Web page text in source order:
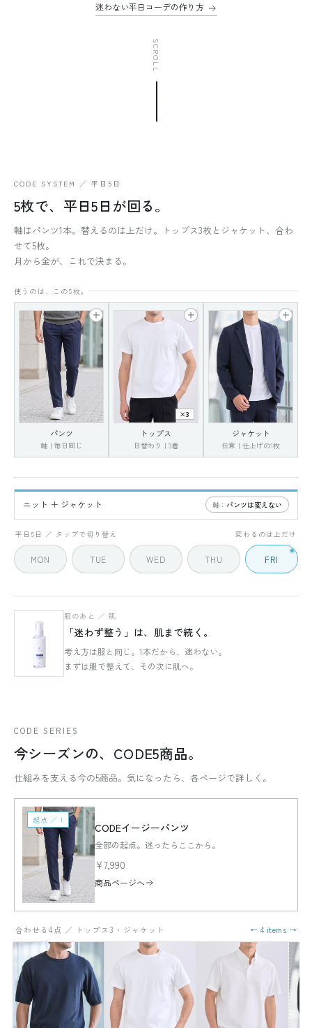
迷わない平日コーデの作り方
SCROLL
CODE SYSTEM ／ 平日5日
5枚で、平日5日が回る。
軸はパンツ1本。替えるのは上だけ。トップス3枚とジャケット、合わ
せて5枚。
月から金が、これで決まる。
使うのは、この5枚。
パンツ
軸｜毎日同じ
×3
トップス
日替わり｜3着
ジャケット
任意｜仕上げの1枚
FRI 5 / 5
ニット ＋ ジャケット 軸： パンツは変えない
平日5日 ／ タップで切り替え 変わるのは上だけ
MON TUE WED THU FRI
服のあと ／ 肌
「迷わず整う」は、肌まで続く。
考え方は服と同じ。1本だから、迷わない。
まずは服で整えて、その次に肌へ。
CODE SERIES
今シーズンの、CODE5商品。
仕組みを支える今の5商品。気になったら、各ページで詳しく。
起点 ／ 1
CODEイージーパンツ
全部の起点。迷ったらここから。
¥7,990
商品ページへ
合わせる4点 ／ トップス3・ジャケット ← 4 items →